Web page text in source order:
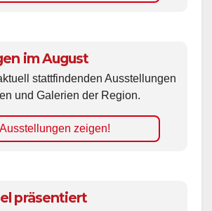
im August
stattfindenden Ausstellungen
und Galerien der Region.
Ausstellungen zeigen!
präsentiert